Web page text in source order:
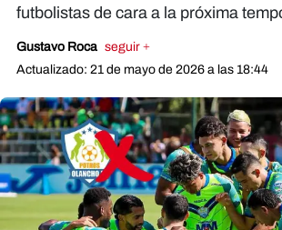
futbolistas de cara a la próxima
Gustavo Roca seguir +
Actualizado: 21 de mayo de 2026 a las 18:44